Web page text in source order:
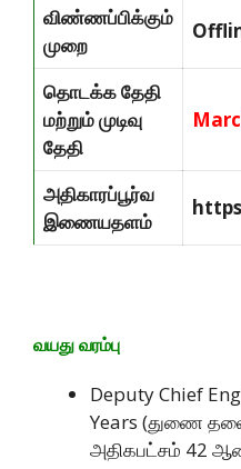
விண்ணப்பிக்கும்
முறை
தொடக்க தேதி
மற்றும் முடிவு
தேதி
அதிகாரப்பூர்வ
இணையதளம்
வயது வரம்பு
Deputy Chief
Years (துணை
அதிகபட்சம் 42